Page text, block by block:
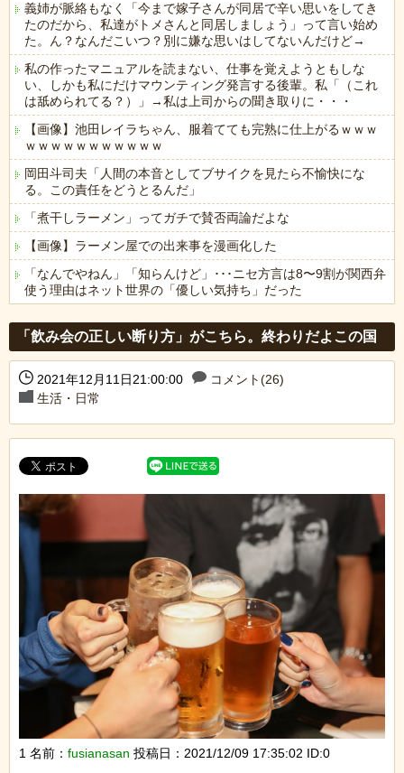
義姉が脈絡もなく「今まで嫁子さんが同居で辛い思いをしてき
たのだから、私達がトメさんと同居しましょう」って言い始め
た。ん？なんだこいつ？別に嫌な思いはしてないんだけど→
私の作ったマニュアルを読まない、仕事を覚えようともしな
い、しかも私にだけマウンティング発言する後輩。私「（これ
は舐められてる？）」→私は上司からの聞き取りに・・・
【画像】池田レイラちゃん、服着てても完熟に仕上がるｗｗｗ
ｗｗｗｗｗｗｗｗｗｗｗ
岡田斗司夫「人間の本音としてブサイクを見たら不愉快にな
る。この責任をどうとるんだ」
「煮干しラーメン」ってガチで賛否両論だよな
【画像】ラーメン屋での出来事を漫画化した
「なんでやねん」「知らんけど」･･･ニセ方言は8〜9割が関西弁
使う理由はネット世界の「優しい気持ち」だった
「飲み会の正しい断り方」がこちら。終わりだよこの国
2021年12月11日21:00:00
コメント(26)
生活・日常
1 名前： fusianasan 投稿日：2021/12/09 17:35:02 ID:0